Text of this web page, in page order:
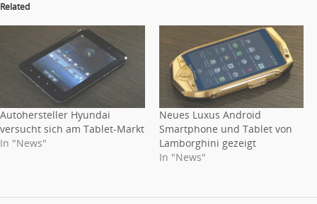
Related
Autohersteller Hyundai
versucht sich am Tablet-Markt
In "News"
Neues Luxus Android
Smartphone und Tablet von
Lamborghini gezeigt
In "News"